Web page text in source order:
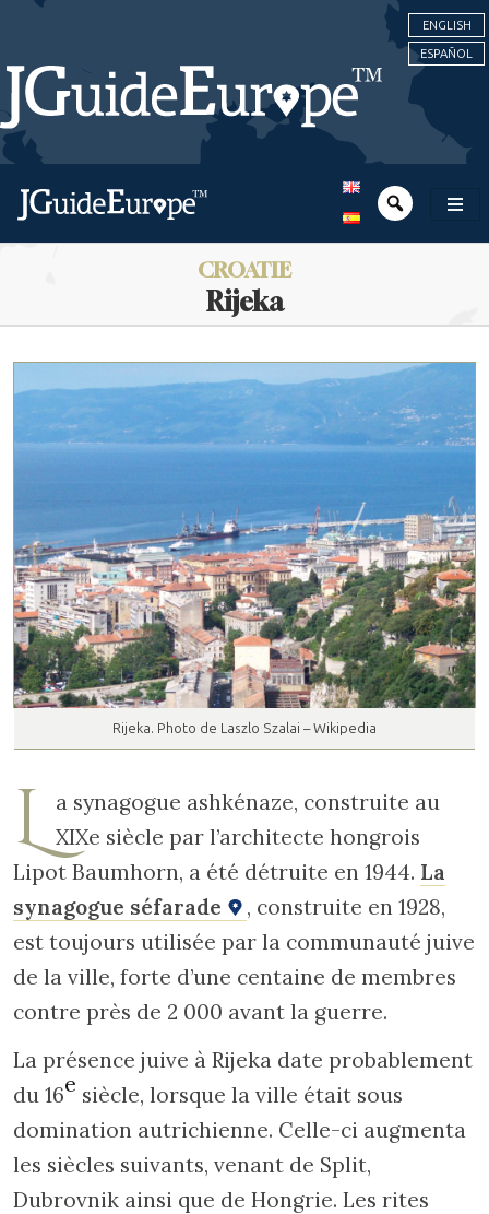
ENGLISH
ESPAÑOL
CROATIE
Rijeka
Rijeka. Photo de Laszlo Szalai – Wikipedia
L a synagogue ashkénaze, construite au
XIXe siècle par l’architecte hongrois
Lipot Baumhorn, a été détruite en 1944. La
synagogue séfarade
, construite en 1928,
est toujours utilisée par la communauté juive
de la ville, forte d’une centaine de membres
contre près de 2 000 avant la guerre.
La présence juive à Rijeka date probablement
du 16e siècle, lorsque la ville était sous
domination autrichienne. Celle-ci augmenta
les siècles suivants, venant de Split,
Dubrovnik ainsi que de Hongrie. Les rites